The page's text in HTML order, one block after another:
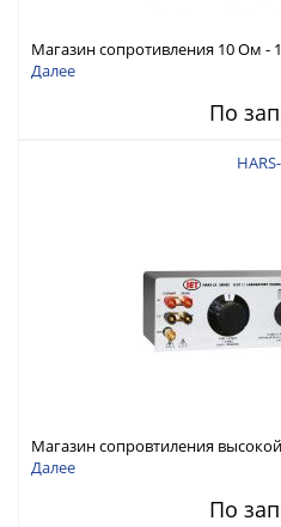
Магазин сопротивления 10 Ом -
Далее
По
Магазин сопровтиления
разрешение 1 мОм или 20 мкОм,
Далее
По